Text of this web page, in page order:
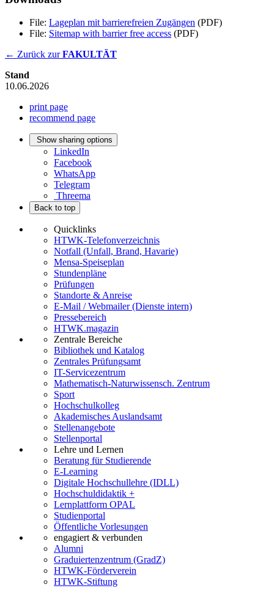
File: Lageplan mit barrierefreien Zugängen (PDF)
File: Sitemap with barrier free access (PDF)
← Zurück zurFAKULTÄT
Stand
10.06.2026
print page
recommend page
Show sharing options
LinkedIn
Facebook
WhatsApp
Telegram
Threema
Back to top
Quicklinks
HTWK-Telefonverzeichnis
Notfall (Unfall, Brand, Havarie)
Mensa-Speiseplan
Stundenpläne
Prüfungen
Standorte & Anreise
E-Mail / Webmailer (Dienste intern)
Pressebereich
HTWK.magazin
Zentrale Bereiche
Bibliothek und Katalog
Zentrales Prüfungsamt
IT-Servicezentrum
Mathematisch-Naturwissensch. Zentrum
Sport
Hochschulkolleg
Akademisches Auslandsamt
Stellenangebote
Stellenportal
Lehre und Lernen
Beratung für Studierende
E-Learning
Digitale Hochschullehre (IDLL)
Hochschuldidaktik +
Lernplattform OPAL
Studienportal
Öffentliche Vorlesungen
engagiert & verbunden
Alumni
Graduiertenzentrum (GradZ)
HTWK-Förderverein
HTWK-Stiftung